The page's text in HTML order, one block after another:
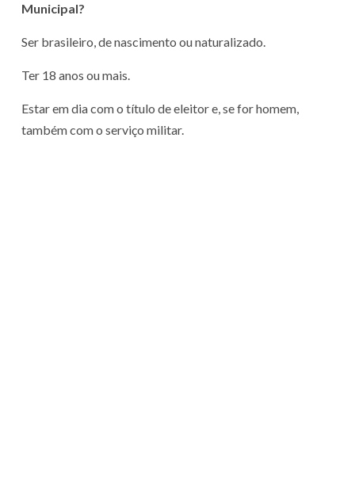
Municipal?
Ser brasileiro, de nascimento ou naturalizado.
Ter 18 anos ou mais.
Estar em dia com o título de eleitor e, se for homem,
também com o serviço militar.